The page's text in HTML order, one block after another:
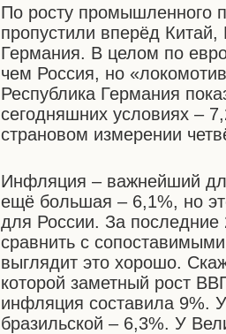
По росту промышленного
пропустили вперёд
Германия. В целом по
чем Россия, но
Республика Германия
сегодняшних условиях –
страновом измерении
Инфляция – важнейший
ещё большая – 6,1%, но
для России. За
сравнить с
выглядит это хорошо.
которой заметный рост
инфляция составила 9%.
бразильской – 6,3%. У